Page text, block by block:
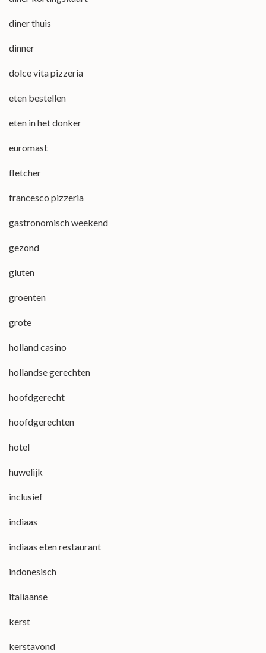
diner thuis
dinner
dolce vita pizzeria
eten bestellen
eten in het donker
euromast
fletcher
francesco pizzeria
gastronomisch weekend
gezond
gluten
groenten
grote
holland casino
hollandse gerechten
hoofdgerecht
hoofdgerechten
hotel
huwelijk
inclusief
indiaas
indiaas eten restaurant
indonesisch
italiaanse
kerst
kerstavond